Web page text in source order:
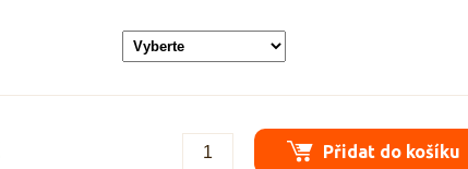
Přidat do košíku